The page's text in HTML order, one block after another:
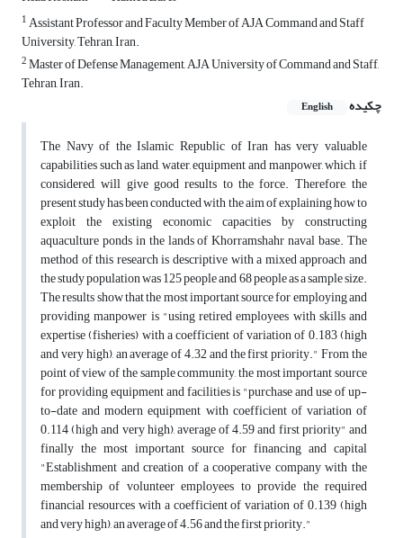
1Assistant Professor and Faculty Member of AJA Command and Staff
University, Tehran, Iran.
2Master of Defense Management, AJA University of Command and Staff,
Tehran, Iran.
چکیده
English
The Navy of the Islamic Republic of Iran has very valuable
capabilities such as land, water, equipment and manpower, which, if
considered, will give good results to the force. Therefore, the
present study has been conducted with the aim of explaining how to
exploit the existing economic capacities by constructing
aquaculture ponds in the lands of Khorramshahr naval base. The
method of this research is descriptive with a mixed approach and
the study population was 125 people and 68 people as a sample size.
The results show that the most important source for employing and
providing manpower is "using retired employees with skills and
expertise (fisheries) with a coefficient of variation of 0.183 (high
and very high), an average of 4.32 and the first priority." From the
point of view of the sample community, the most important source
for providing equipment and facilities is "purchase and use of up-
to-date and modern equipment with coefficient of variation of
0.114 (high and very high), average of 4.59 and first priority" and
finally the most important source for financing and capital
"Establishment and creation of a cooperative company with the
membership of volunteer employees to provide the required
financial resources with a coefficient of variation of 0.139 (high
and very high), an average of 4.56 and the first priority."